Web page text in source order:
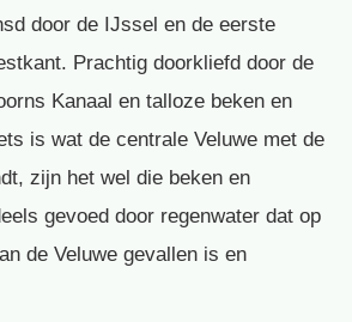
door de IJssel en de eerste
Prachtig doorkliefd door de
Kanaal en talloze beken en
is wat de centrale Veluwe met de
zijn het wel die beken en
gevoed door regenwater dat op
de Veluwe gevallen is en